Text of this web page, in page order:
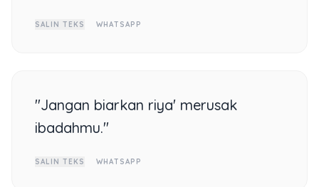
SALIN TEKS WHATSAPP
"Jangan biarkan riya' merusak
ibadahmu."
SALIN TEKS WHATSAPP